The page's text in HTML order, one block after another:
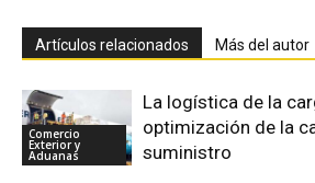
Artículos relacionados Más del autor
Comercio
Exterior y
Aduanas
La logística de la
optimización de la
suministro